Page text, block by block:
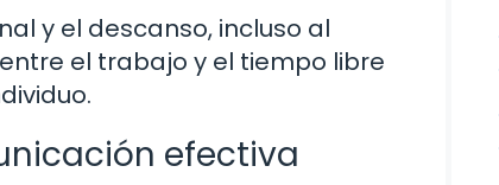
y el descanso, incluso al
el trabajo y el tiempo libre
efectiva